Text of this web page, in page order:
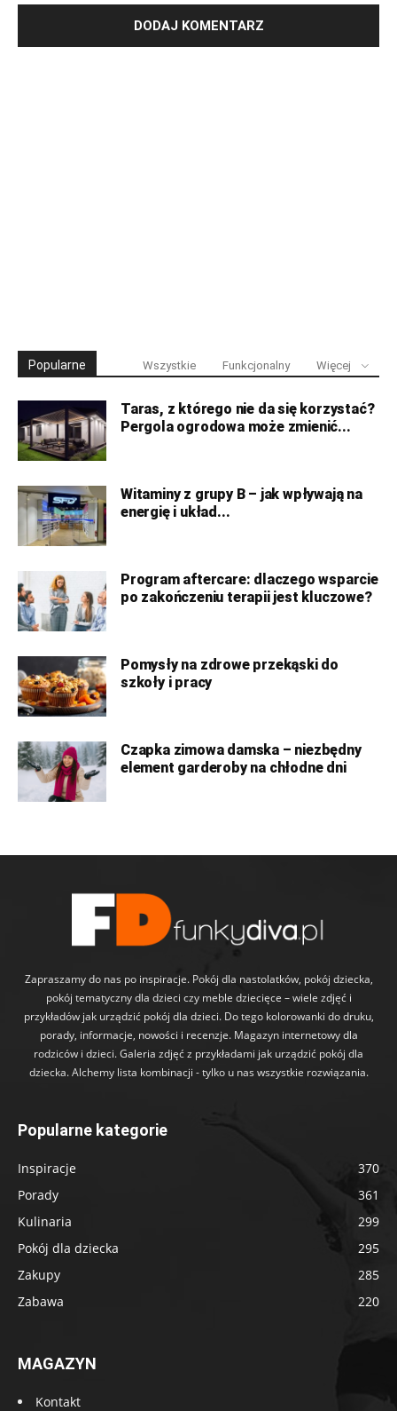
Popularne Wszystkie Funkcjonalny Więcej
Taras, z którego nie da się korzystać?
Pergola ogrodowa może zmienić...
Witaminy z grupy B – jak wpływają na
energię i układ...
Program aftercare: dlaczego wsparcie
po zakończeniu terapii jest kluczowe?
Pomysły na zdrowe przekąski do
szkoły i pracy
Czapka zimowa damska – niezbędny
element garderoby na chłodne dni
Zapraszamy do nas po inspiracje. Pokój dla nastolatków, pokój dziecka,
pokój tematyczny dla dzieci czy meble dziecięce – wiele zdjęć i
przykładów jak urządzić pokój dla dzieci. Do tego kolorowanki do druku,
porady, informacje, nowości i recenzje. Magazyn internetowy dla
rodziców i dzieci. Galeria zdjęć z przykładami jak urządzić pokój dla
dziecka. Alchemy lista kombinacji - tylko u nas wszystkie rozwiązania.
Popularne kategorie
Inspiracje
370
Porady
361
Kulinaria
299
Pokój dla dziecka
295
Zakupy
285
Zabawa
220
MAGAZYN
Kontakt